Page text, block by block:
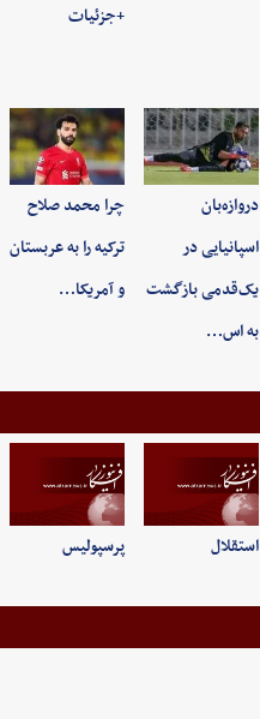
+جزئیات
دروازه‌بان
اسپانیایی در
یک‌قدمی بازگشت
به اس…
چرا محمد صلاح
ترکیه را به عربستان
و آمریکا…
استقلال پرسپولیس